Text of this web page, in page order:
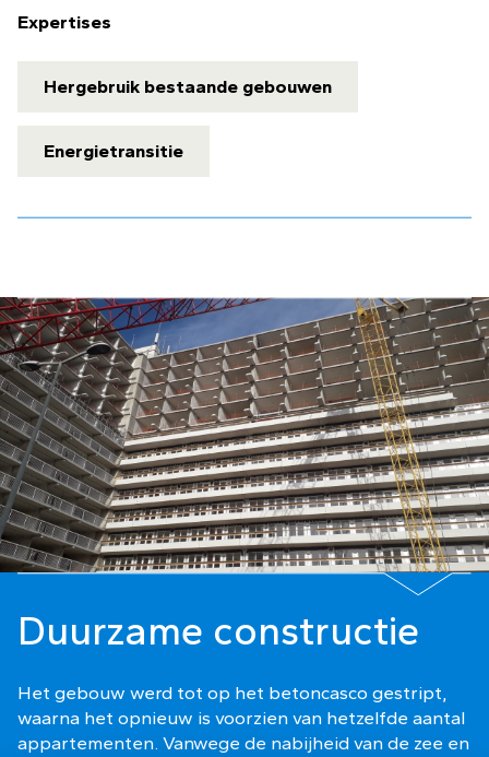
Expertises
Hergebruik bestaande gebouwen
Energietransitie
Duurzame constructie
Het gebouw werd tot op het betoncasco gestript,
waarna het opnieuw is voorzien van hetzelfde aantal
appartementen. Vanwege de nabijheid van de zee en